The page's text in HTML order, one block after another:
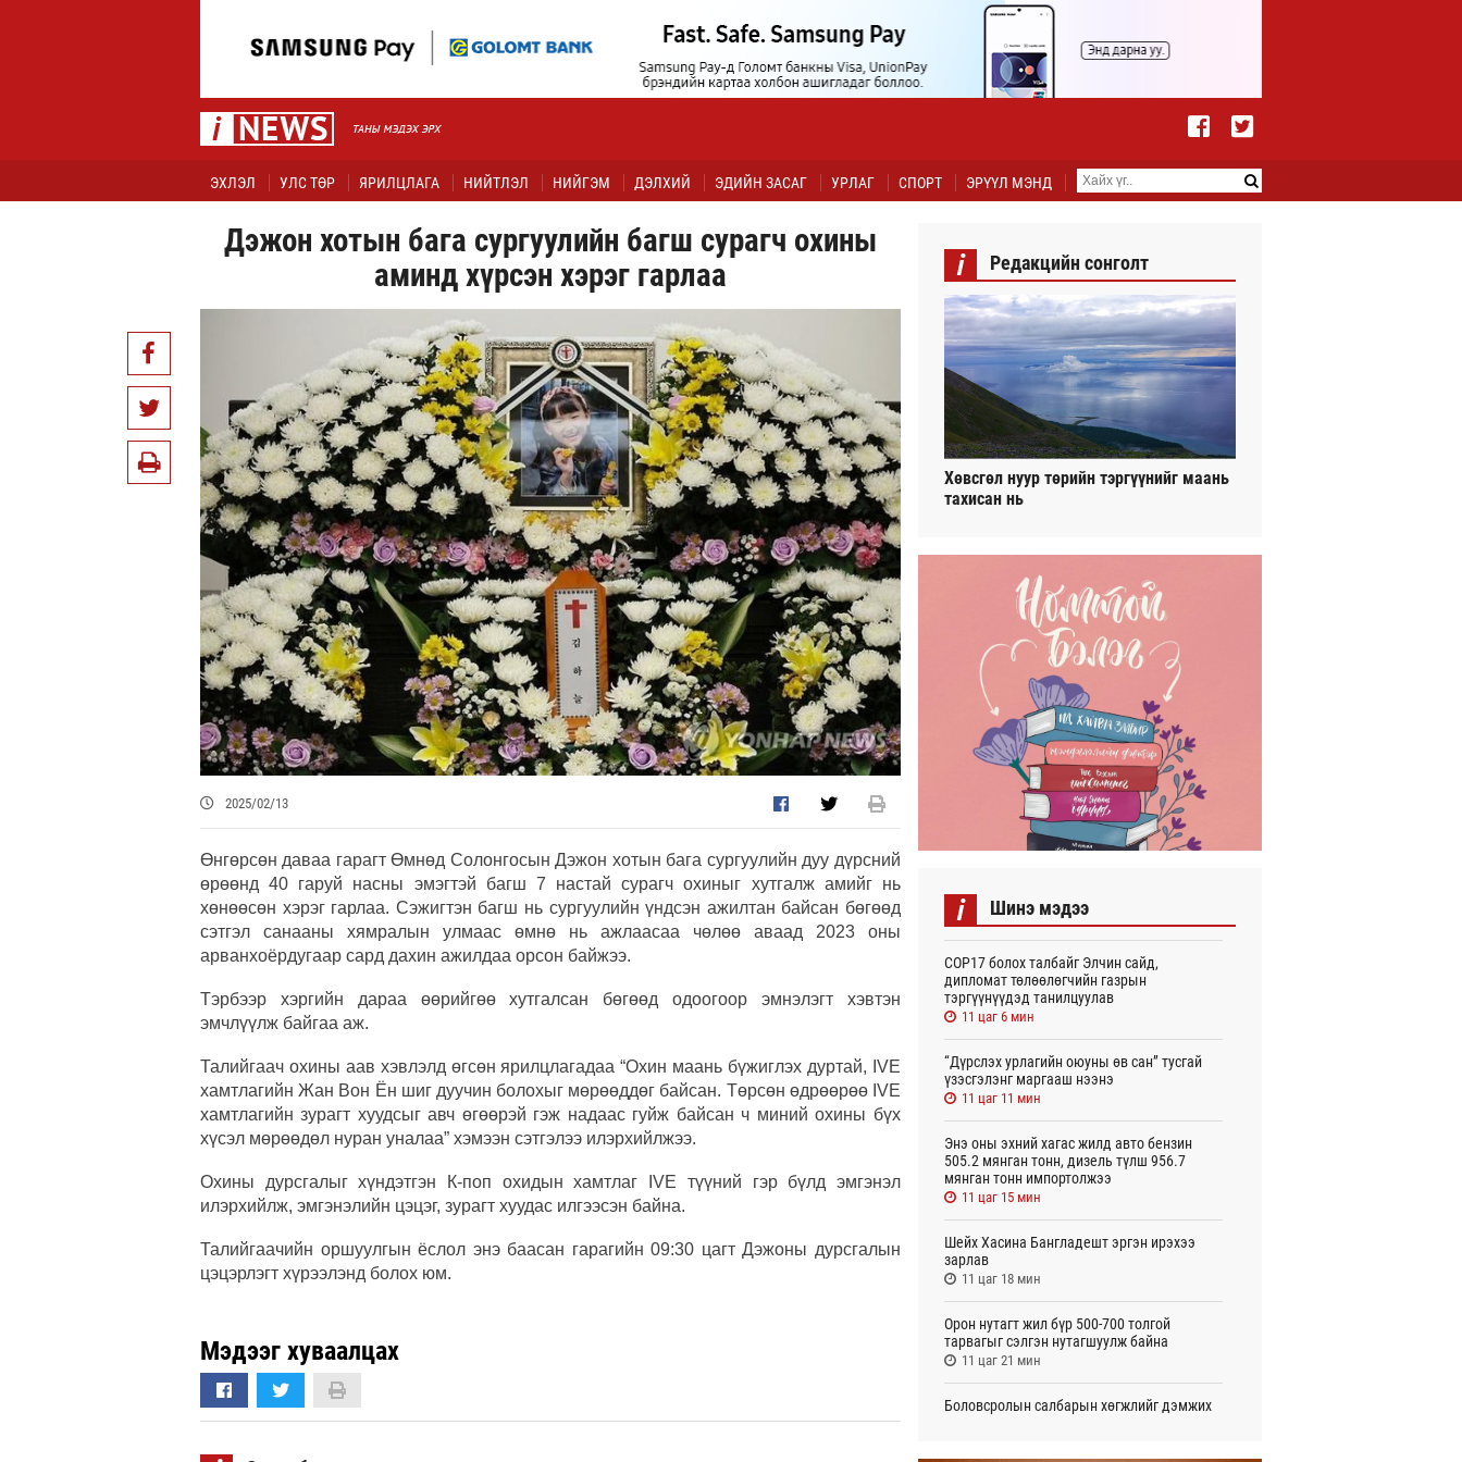
ЭХЛЭЛ УЛС ТӨР ЯРИЛЦЛАГА НИЙТЛЭЛ НИЙГЭМ ДЭЛХИЙ ЭДИЙН ЗАСАГ УРЛАГ СПОРТ ЭРҮҮЛ МЭНД
Дэжон хотын бага сургуулийн багш сурагч охины
аминд хүрсэн хэрэг гарлаа
2025/02/13
Өнгөрсөн даваа гарагт Өмнөд Солонгосын Дэжон хотын бага сургуулийн дуу дүрсний
өрөөнд 40 гаруй насны эмэгтэй багш 7 настай сурагч охиныг хутгалж амийг нь
хөнөөсөн хэрэг гарлаа. Сэжигтэн багш нь сургуулийн үндсэн ажилтан байсан бөгөөд
сэтгэл санааны хямралын улмаас өмнө нь ажлаасаа чөлөө аваад 2023 оны
арванхоёрдугаар сард дахин ажилдаа орсон байжээ.
Тэрбээр хэргийн дараа өөрийгөө хутгалсан бөгөөд одоогоор эмнэлэгт хэвтэн
эмчлүүлж байгаа аж.
Талийгаач охины аав хэвлэлд өгсөн ярилцлагадаа “Охин маань бүжиглэх дуртай, IVE
хамтлагийн Жан Вон Ён шиг дуучин болохыг мөрөөддөг байсан. Төрсөн өдрөөрөө IVE
хамтлагийн зурагт хуудсыг авч өгөөрэй гэж надаас гуйж байсан ч миний охины бүх
хүсэл мөрөөдөл нуран уналаа” хэмээн сэтгэлээ илэрхийлжээ.
Охины дурсгалыг хүндэтгэн К-поп охидын хамтлаг IVE түүний гэр бүлд эмгэнэл
илэрхийлж, эмгэнэлийн цэцэг, зурагт хуудас илгээсэн байна.
Талийгаачийн оршуулгын ёслол энэ баасан гарагийн 09:30 цагт Дэжоны дурсгалын
цэцэрлэгт хүрээлэнд болох юм.
Мэдээг хуваалцах
i Редакцийн сонголт
Хөвсгөл нуур төрийн тэргүүнийг маань
тахисан нь
i Шинэ мэдээ
СОР17 болох талбайг Элчин сайд,
дипломат төлөөлөгчийн газрын
тэргүүнүүдэд танилцуулав
11 цаг 6 мин
“Дүрслэх урлагийн оюуны өв сан” тусгай
үзэсгэлэнг маргааш нээнэ
11 цаг 11 мин
Энэ оны эхний хагас жилд авто бензин
505.2 мянган тонн, дизель түлш 956.7
мянган тонн импортолжээ
11 цаг 15 мин
Шейх Хасина Бангладешт эргэн ирэхээ
зарлав
11 цаг 18 мин
Орон нутагт жил бүр 500-700 толгой
тарвагыг сэлгэн нутагшуулж байна
11 цаг 21 мин
Боловсролын салбарын хөгжлийг дэмжих